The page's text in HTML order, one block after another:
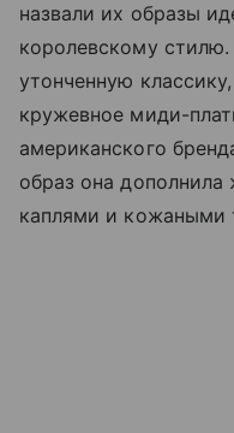
назвали их образы
королевскому
утонченную
кружевное миди-
американского
образ она
каплями и кожаными